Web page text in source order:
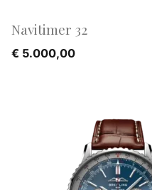
Navitimer 32
€ 5.000,00